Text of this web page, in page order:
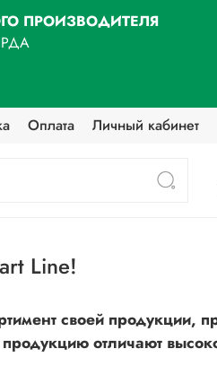
ПРОИЗВОДИТЕЛЯ
Оплата Личный кабинет
Line!
своей продукции,
продукциюотличают